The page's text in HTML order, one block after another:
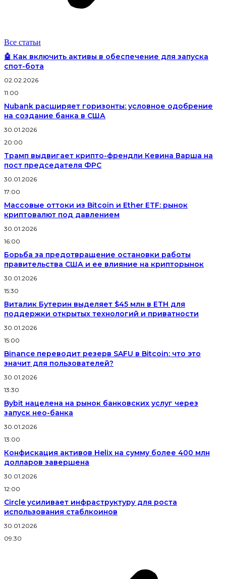
Все статьи
🤖 Как включить активы в обеспечение для запуска
спот-бота
02.02.2026
11:00
Nubank расширяет горизонты: условное одобрение
на создание банка в США
30.01.2026
20:00
Трамп выдвигает крипто-френдли Кевина Варша на
пост председателя ФРС
30.01.2026
17:00
Массовые оттоки из Bitcoin и Ether ETF: рынок
криптовалют под давлением
30.01.2026
16:00
Борьба за предотвращение остановки работы
правительства США и ее влияние на крипторынок
30.01.2026
15:30
Виталик Бутерин выделяет $45 млн в ETH для
поддержки открытых технологий и приватности
30.01.2026
15:00
Binance переводит резерв SAFU в Bitcoin: что это
значит для пользователей?
30.01.2026
13:30
Bybit нацелена на рынок банковских услуг через
запуск нео-банка
30.01.2026
13:00
Конфискация активов Helix на сумму более 400 млн
долларов завершена
30.01.2026
12:00
Circle усиливает инфраструктуру для роста
использования стаблкоинов
30.01.2026
09:30